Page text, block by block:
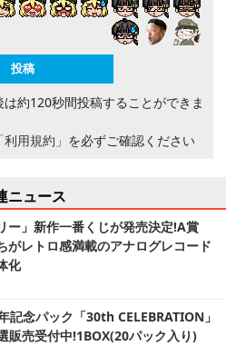
約120秒間投稿することができま
「利用規約」 を必ずご確認ください
ニュース
ー」新作一番くじが発売決定!A賞
がレトロ感満載のアナログレコード
化
記念パック「30th CELEBRATION」
販売受付中!1BOX(20パック入り)